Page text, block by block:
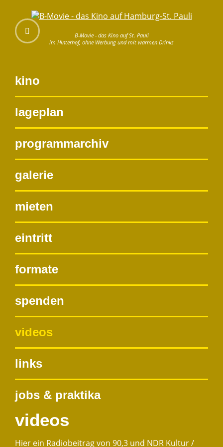
B-Movie - das Kino auf St. Pauli
im Hinterhof, ohne Werbung und mit warmen Drinks
kino
lageplan
programmarchiv
galerie
mieten
eintritt
formate
spenden
videos
links
jobs & praktika
videos
Hier ein Radiobeitrag von 90,3 und NDR Kultur /